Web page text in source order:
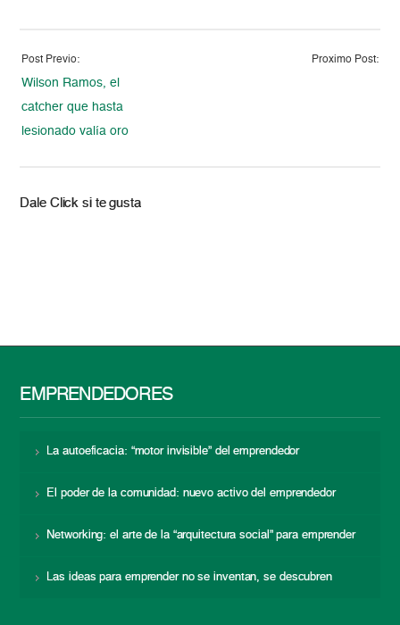
Post Previo:
Wilson Ramos, el
catcher que hasta
lesionado valía oro
Proximo Post:
Dale Click si te gusta
EMPRENDEDORES
La autoeficacia: “motor invisible” del emprendedor
El poder de la comunidad: nuevo activo del emprendedor
Networking: el arte de la “arquitectura social” para emprender
Las ideas para emprender no se inventan, se descubren